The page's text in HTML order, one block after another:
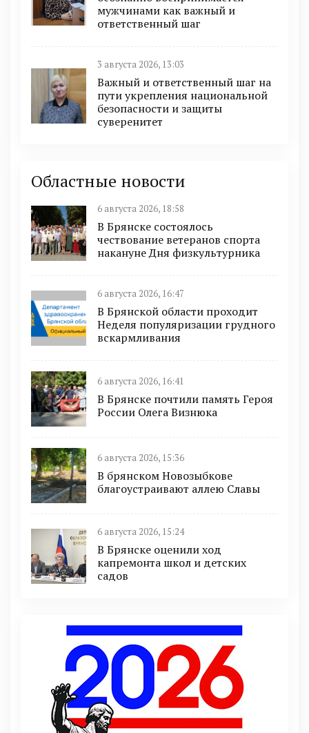
мужчинами как важный и
ответственный шаг
3 августа 2026, 13:03
Важный и ответственный шаг на
пути укрепления национальной
безопасности и защиты
суверенитет
Областные новости
6 августа 2026, 18:58
В Брянске состоялось
чествование ветеранов спорта
накануне Дня физкультурника
6 августа 2026, 16:47
В Брянской области проходит
Неделя популяризации грудного
вскармливания
6 августа 2026, 16:41
В Брянске почтили память Героя
России Олега Визнюка
6 августа 2026, 15:36
В брянском Новозыбкове
благоустраивают аллею Славы
6 августа 2026, 15:24
В Брянске оценили ход
капремонта школ и детских
садов